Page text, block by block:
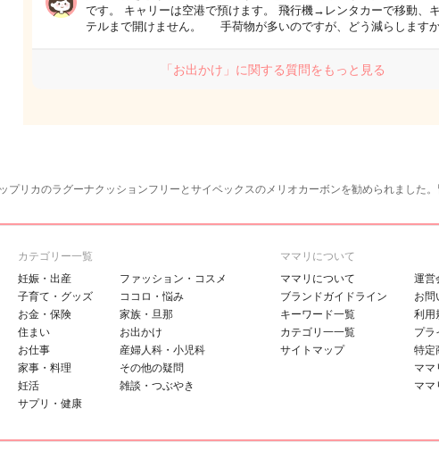
です。 キャリーは空港で預けます。 飛行機→レンタカーで移動、
テルまで開けません。 手荷物が多いのですが、どう減らします
「お出かけ」に関する質問をもっと見る
プリカのラグーナクッションフリーとサイベックスのメリオカーボンを勧められました
カテゴリー一覧
妊娠・出産
子育て・グッズ
お金・保険
住まい
お仕事
家事・料理
妊活
サプリ・健康
ファッション・コスメ
ココロ・悩み
家族・旦那
お出かけ
産婦人科・小児科
その他の疑問
雑談・つぶやき
ママリについて
ママリについて
ブランドガイドライン
キーワード一覧
カテゴリ一一覧
サイトマップ
運営
お問
利用
プラ
特定
ママ
ママ